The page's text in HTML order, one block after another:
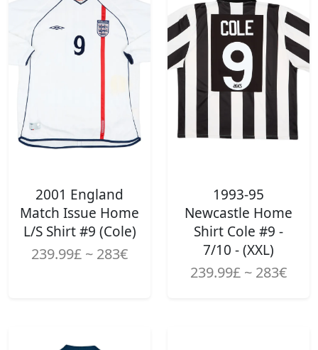
2001 England
Match Issue Home
L/S Shirt #9 (Cole)
239.99£ ~ 283€
1993-95
Newcastle Home
Shirt Cole #9 -
7/10 - (XXL)
239.99£ ~ 283€